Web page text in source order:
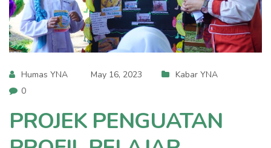
Humas YNA May 16, 2023
Kabar YNA
0
PROJEK PENGUATAN